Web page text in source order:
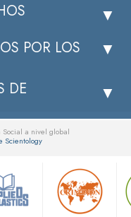
POR LOS
DE
a nivel global
Scientology